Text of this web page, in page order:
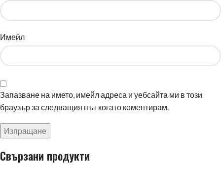
Имейл
Запазване на името, имейл адреса и уебсайта ми в този
браузър за следващия път когато коментирам.
Свързани продукти